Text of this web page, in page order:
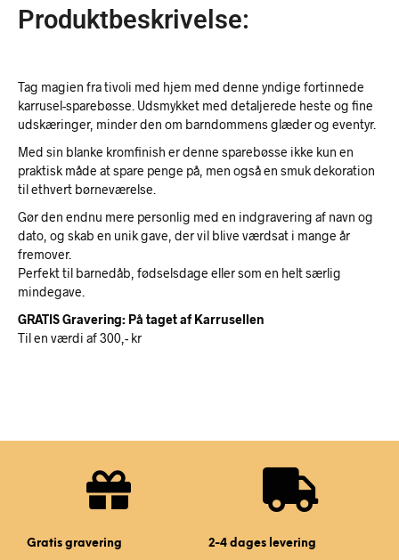
Produktbeskrivelse:
Tag magien fra tivoli med hjem med denne yndige fortinnede
karrusel-sparebøsse. Udsmykket med detaljerede heste og fine
udskæringer, minder den om barndommens glæder og eventyr.
Med sin blanke kromfinish er denne sparebøsse ikke kun en
praktisk måde at spare penge på, men også en smuk dekoration
til ethvert børneværelse.
Gør den endnu mere personlig med en indgravering af navn og
dato, og skab en unik gave, der vil blive værdsat i mange år
fremover.
Perfekt til barnedåb, fødselsdage eller som en helt særlig
mindegave.
GRATIS Gravering: På taget af Karrusellen
Til en værdi af 300,- kr
Gratis gravering 2-4 dages levering